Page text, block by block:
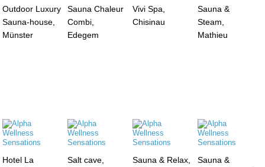
Outdoor Luxury
Sauna-house,
Münster
Sauna Chaleur
Combi,
Edegem
Vivi Spa,
Chisinau
Sauna &
Steam,
Mathieu
Hotel La
Salt cave,
Sauna & Relax,
Sauna &